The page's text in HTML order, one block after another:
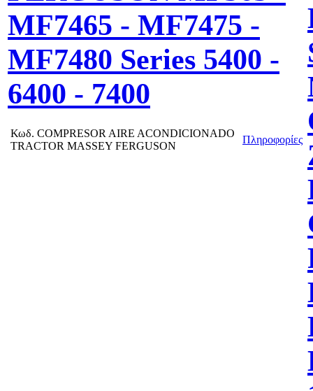
MF7465 - MF7475 -
MF7480 Series 5400 -
6400 - 7400
Κωδ. COMPRESOR AIRE ACONDICIONADO
TRACTOR MASSEY FERGUSON
Πληροφορίες